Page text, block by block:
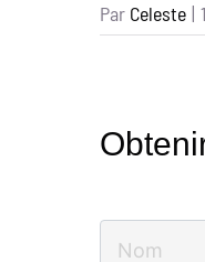
Par Celeste |